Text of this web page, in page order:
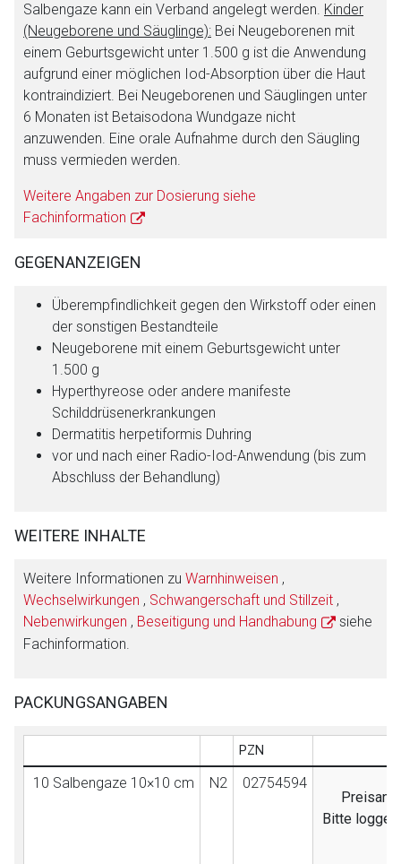
Salbengaze kann ein Verband angelegt werden. Kinder
(Neugeborene und Säuglinge): Bei Neugeborenen mit
einem Geburtsgewicht unter 1.500 g ist die Anwendung
aufgrund einer möglichen Iod-Absorption über die Haut
kontraindiziert. Bei Neugeborenen und Säuglingen unter
6 Monaten ist Betaisodona Wundgaze nicht
anzuwenden. Eine orale Aufnahme durch den Säugling
muss vermieden werden.
Weitere Angaben zur Dosierung siehe
Fachinformation
GEGENANZEIGEN
Überempfindlichkeit gegen den Wirkstoff oder einen
der sonstigen Bestandteile
Neugeborene mit einem Geburtsgewicht unter
1.500 g
Hyperthyreose oder andere manifeste
Schilddrüsenerkrankungen
Dermatitis herpetiformis Duhring
vor und nach einer Radio-Iod-Anwendung (bis zum
Abschluss der Behandlung)
WEITERE INHALTE
Weitere Informationen zu Warnhinweisen ,
Wechselwirkungen , Schwangerschaft und Stillzeit ,
Nebenwirkungen , Beseitigung und Handhabung
siehe
Fachinformation.
PACKUNGSANGABEN
PZN
10 Salbengaze 10×10 cm N2
02754594
Bitte